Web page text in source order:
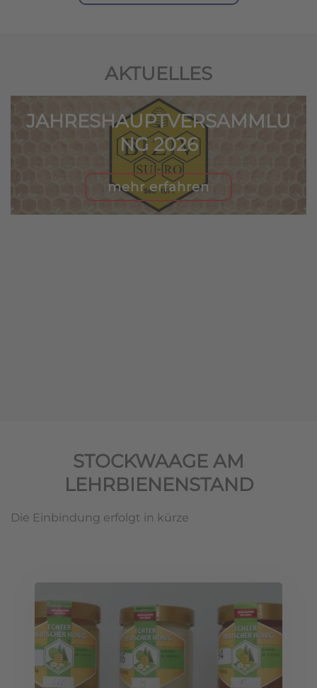
AKTUELLES
JAHRESHAUPTVERSAMMLU
NG 2026
mehr erfahren
STOCKWAAGE AM
LEHRBIENENSTAND
Die Einbindung erfolgt in kürze